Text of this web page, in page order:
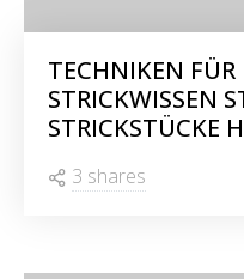
TECHNIKEN FÜR
STRICKWISSEN
STRICKSTÜCKE
3 shares